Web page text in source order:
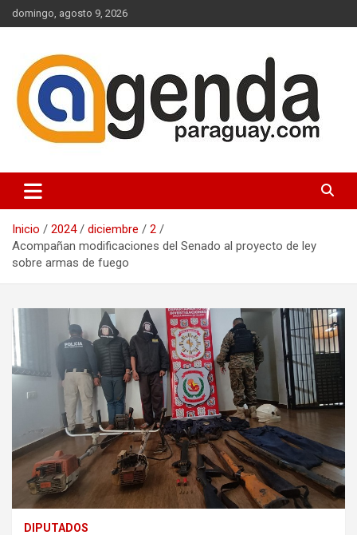
Saltar
al
domingo, agosto 9, 2026
Agenda Paraguay
Inicio 2024 diciembre
2
Acompañan modificaciones del Senado al proyecto de ley
sobre armas de fuego
DIPUTADOS